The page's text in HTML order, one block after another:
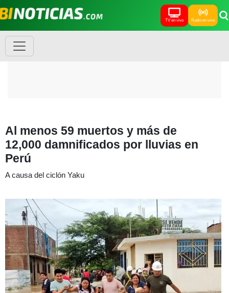
TV en vivo Radio en vivo
Al menos 59 muertos y más de
12,000 damnificados por lluvias en
Perú
A causa del ciclón Yaku